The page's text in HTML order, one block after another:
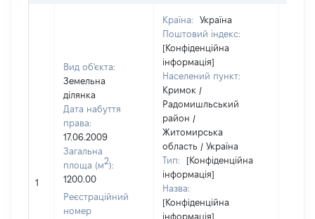
1
Вид об'єкта:
Земельна
ділянка
Дата набуття
права:
17.06.2009
Загальна
площа (м2):
1200.00
Реєстраційний
номер
Країна:
Україна
Поштовий індекс:
[Конфіденційна
інформація]
Населений пункт:
Кримок /
Радомишльський
район /
Житомирська
область / Україна
Тип:
[Конфіденційна
інформація]
Назва:
[Конфіденційна
інформація]